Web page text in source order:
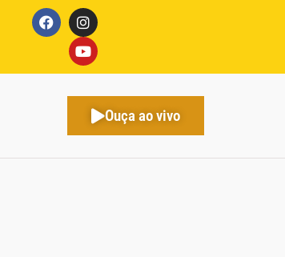
Ouça ao vivo